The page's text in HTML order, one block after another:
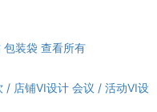
包装袋 查看所有
/ 店铺VI设计 会议 / 活动VI设